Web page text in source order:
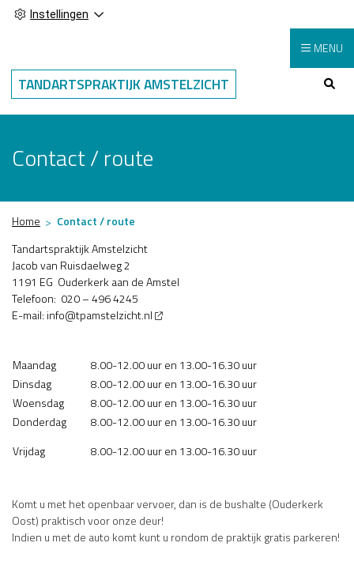
Instellingen
TANDARTSPRAKTIJK AMSTELZICHT
MENU
Contact / route
Home
Contact / route
Tandartspraktijk Amstelzicht
Jacob van Ruisdaelweg 2
1191 EG Ouderkerk aan de Amstel
Telefoon: 020 – 496 4245
E-mail: info@tpamstelzicht.nl
Maandag
8.00-12.00 uur en 13.00-16.30 uur
Dinsdag
8.00-12.00 uur en 13.00-16.30 uur
Woensdag
8.00-12.00 uur en 13.00-16.30 uur
Donderdag
8.00-12.00 uur en 13.00-16.30 uur
Vrijdag
8.00-12.00 uur en 13.00-16.30 uur
Komt u met het openbaar vervoer, dan is de bushalte (Ouderkerk
Oost) praktisch voor onze deur!
Indien u met de auto komt kunt u rondom de praktijk gratis parkeren!